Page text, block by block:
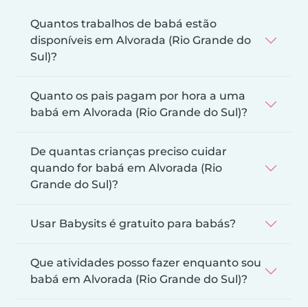
Quantos trabalhos de babá estão
disponíveis em Alvorada (Rio Grande do
Sul)?
Quanto os pais pagam por hora a uma
babá em Alvorada (Rio Grande do Sul)?
De quantas crianças preciso cuidar
quando for babá em Alvorada (Rio
Grande do Sul)?
Usar Babysits é gratuito para babás?
Que atividades posso fazer enquanto sou
babá em Alvorada (Rio Grande do Sul)?